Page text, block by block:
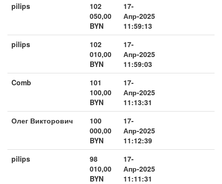
pilips
102
050,00
BYN
17-
Апр-2025
11:59:13
pilips
102
010,00
BYN
17-
Апр-2025
11:59:03
Comb
101
100,00
BYN
17-
Апр-2025
11:13:31
Олег Викторович
100
000,00
BYN
17-
Апр-2025
11:12:39
pilips
98
010,00
BYN
17-
Апр-2025
11:11:31